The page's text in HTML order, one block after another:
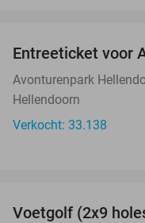
Entreeticket voor
Avonturenpark
Hellendoorn
Verkocht: 33.138
Voetgolf (2x9